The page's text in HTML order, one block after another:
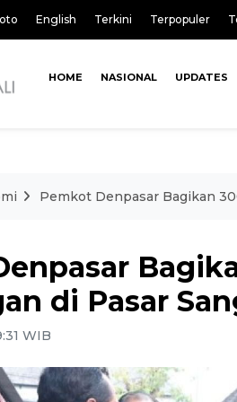
English Terkini Terpopuler
HOME NASIONAL UPDATES
Pemkot Denpasar Bagikan
di Pasar
WIB